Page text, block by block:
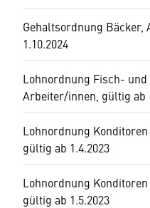
Gehaltsordnung Bäcker,
1.10.2024
Lohnordnung Fisch- und
Arbeiter/innen, gültig ab
Lohnordnung
gültig ab 1.4.2023
Lohnordnung
gültig ab 1.5.2023